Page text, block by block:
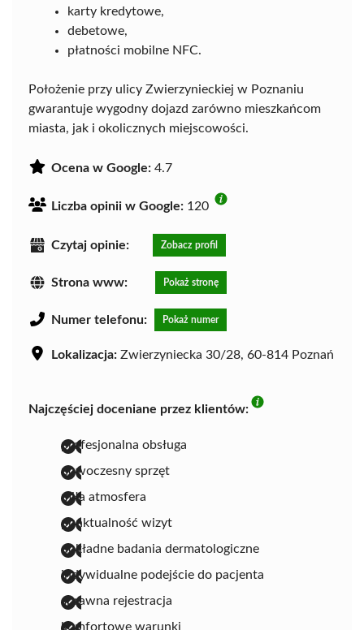
karty kredytowe,
debetowe,
płatności mobilne NFC.
Położenie przy ulicy Zwierzynieckiej w Poznaniu
gwarantuje wygodny dojazd zarówno mieszkańcom
miasta, jak i okolicznych miejscowości.
Ocena w Google: 4.7
Liczba opinii w Google: 120
Czytaj opinie: Zobacz profil
Strona www: Pokaż stronę
Numer telefonu: Pokaż numer
Lokalizacja: Zwierzyniecka 30/28, 60-814 Poznań
Najczęściej doceniane przez klientów:
profesjonalna obsługa
nowoczesny sprzęt
miła atmosfera
punktualność wizyt
dokładne badania dermatologiczne
indywidualne podejście do pacjenta
sprawna rejestracja
komfortowe warunki